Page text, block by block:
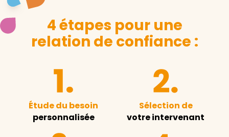
4 étapes pour une
relation de confiance :
Étude du besoin
personnalisée
Sélection de
votre intervenant